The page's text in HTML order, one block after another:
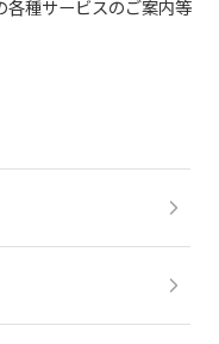
各種サービスのご案内等